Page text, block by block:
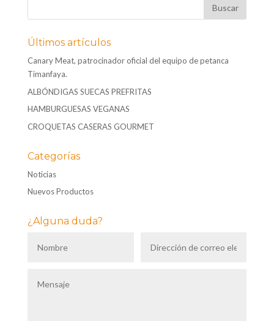
Últimos artículos
Canary Meat, patrocinador oficial del equipo de petanca
Timanfaya.
ALBÓNDIGAS SUECAS PREFRITAS
HAMBURGUESAS VEGANAS
CROQUETAS CASERAS GOURMET
Categorías
Noticias
Nuevos Productos
¿Alguna duda?